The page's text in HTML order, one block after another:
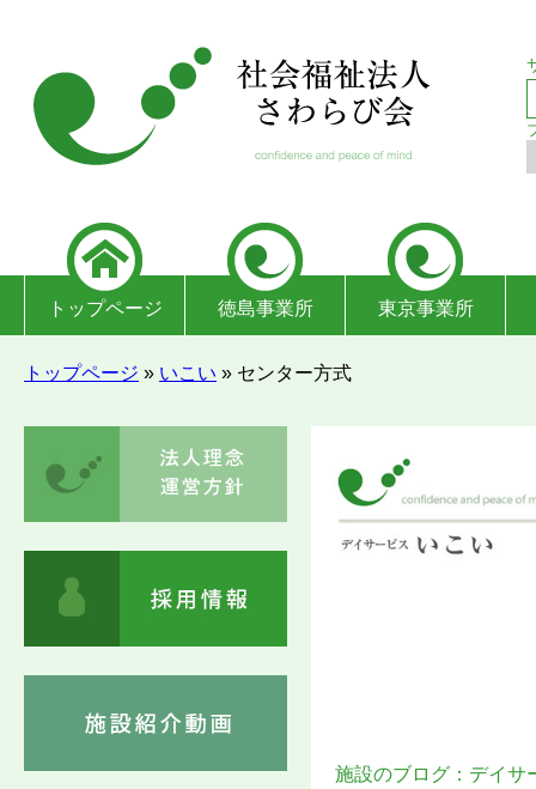
トップページ 徳島事業所 東京事業所
トップページ » いこい » センター方式
施設のブログ：デイサ